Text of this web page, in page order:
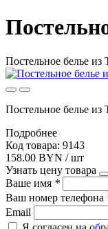
Постельное белье
Постельное белье из
Подробнее
Код товара: 9143
158.00 BYN / шт
Узнать цену товара
Ваше имя *
Ваш номер телефона
Email